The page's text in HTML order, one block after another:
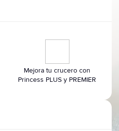
Mejora tu crucero con
Princess PLUS y PREMIER